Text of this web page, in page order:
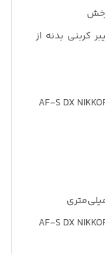
کربنی بدنه از